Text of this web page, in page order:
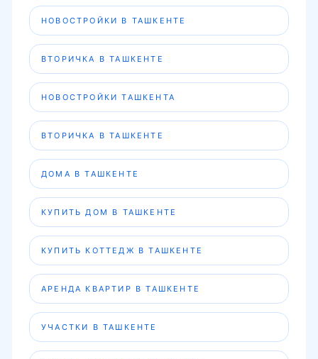
НОВОСТРОЙКИ В ТАШКЕНТЕ
ВТОРИЧКА В ТАШКЕНТЕ
НОВОСТРОЙКИ ТАШКЕНТА
ВТОРИЧКА В ТАШКЕНТЕ
ДОМА В ТАШКЕНТЕ
КУПИТЬ ДОМ В ТАШКЕНТЕ
КУПИТЬ КОТТЕДЖ В ТАШКЕНТЕ
АРЕНДА КВАРТИР В ТАШКЕНТЕ
УЧАСТКИ В ТАШКЕНТЕ